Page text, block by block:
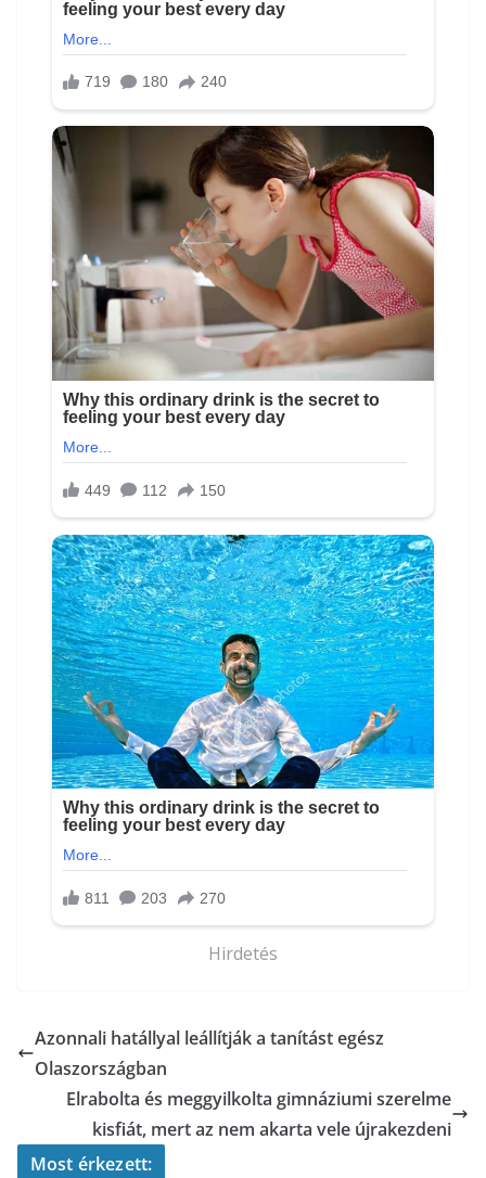
Hirdetés
Azonnali hatállyal leállítják a tanítást egész
Olaszországban
Elrabolta és meggyilkolta gimnáziumi szerelme
kisfiát, mert az nem akarta vele újrakezdeni
Most érkezett: